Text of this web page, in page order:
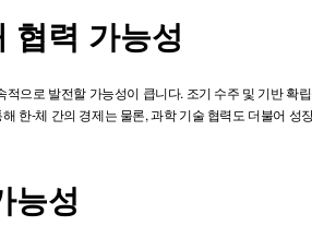
협력 가능성
으로 발전할 가능성이 큽니다. 조기 수주 및 기반 확
한-체 간의 경제는 물론, 과학 기술 협력도 더불어
능성